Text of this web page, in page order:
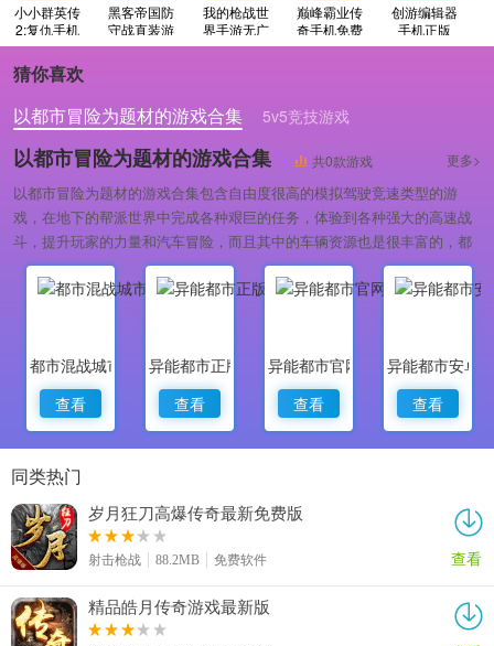
小小群英传
2:复仇手机
免费版
黑客帝国防
守战直装游
戏版
我的枪战世
界手游无广
告版
巅峰霸业传
奇手机免费
版
创游编辑器
手机正版
猜你喜欢
以都市冒险为题材的游戏合集
5v5竞技游戏
像素冒险策略类手游
以都市冒险为题材的游戏合集 共0款游戏 更多>
以都市冒险为题材的游戏合集包含自由度很高的模拟驾驶竞速类型的游
戏，在地下的帮派世界中完成各种艰巨的任务，体验到各种强大的高速战
斗，提升玩家的力量和汽车冒险，而且其中的车辆资源也是很丰富的，都
是能够有着不同的体验的哦，感兴趣的就来吧。
都市混战城市竞速
查看
异能都市正版
查看
异能都市官网版
查看
异能都市安卓
查看
同类热门
岁月狂刀高爆传奇最新免费版
射击枪战 88.2MB 免费软件 查看
精品皓月传奇游戏最新版